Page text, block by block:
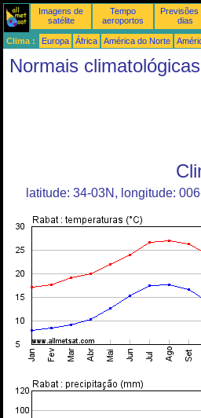
Imagens de
satélite
Tempo
aeroportos
Previsões
dias
Clima : Europa África América do Norte
Normais climatológicas
latitude: 34-03N, longitude: